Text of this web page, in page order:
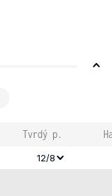
Tvrdý p.
12/8